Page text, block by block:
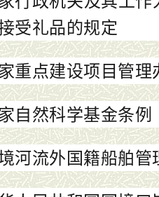
受礼品的规定
重点建设项目管理
自然科学基金条例
河流外国籍船舶管